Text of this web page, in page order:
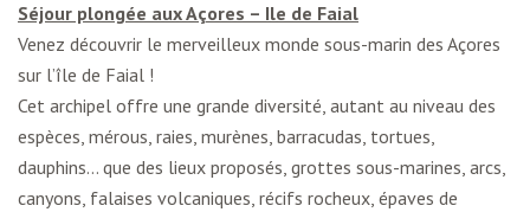
Séjour plongée aux Açores – Ile de Faial
Venez découvrir le merveilleux monde sous-marin des Açores
sur l’île de Faial !
Cet archipel offre une grande diversité, autant au niveau des
espèces, mérous, raies, murènes, barracudas, tortues,
dauphins… que des lieux proposés, grottes sous-marines, arcs,
canyons, falaises volcaniques, récifs rocheux, épaves de